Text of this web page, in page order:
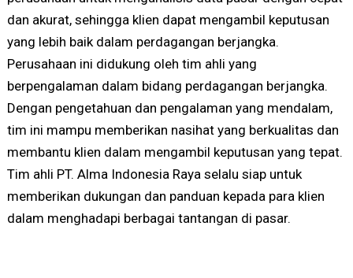
dan akurat, sehingga klien dapat mengambil keputusan
yang lebih baik dalam perdagangan berjangka.
Perusahaan ini didukung oleh tim ahli yang
berpengalaman dalam bidang perdagangan berjangka.
Dengan pengetahuan dan pengalaman yang mendalam,
tim ini mampu memberikan nasihat yang berkualitas dan
membantu klien dalam mengambil keputusan yang tepat.
Tim ahli PT. Alma Indonesia Raya selalu siap untuk
memberikan dukungan dan panduan kepada para klien
dalam menghadapi berbagai tantangan di pasar.